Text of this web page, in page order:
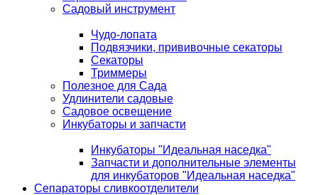
Садовый инструмент
Чудо-лопата
Подвязчики, прививочные секаторы
Секаторы
Триммеры
Полезное для Сада
Удлинители садовые
Садовое освещение
Инкубаторы и запчасти
Инкубаторы "Идеальная наседка"
Запчасти и дополнительные элементы
для инкубаторов "Идеальная наседка"
Сепараторы сливкоотделители